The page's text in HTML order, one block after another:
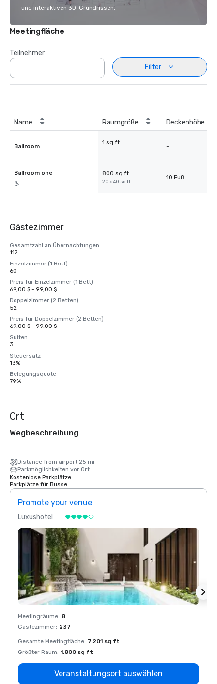
und interaktiven 3D-Grundrissen.
Meetingfläche
Teilnehmer
Filter
Name Raumgröße Deckenhöhe
Ballroom
1 sq ft
-
-
Ballroom one 800 sq ft
20 x 40 sq ft
10 Fuß
Gästezimmer
Gesamtzahl an Übernachtungen
112
Einzelzimmer (1 Bett)
60
Preis für Einzelzimmer (1 Bett)
69,00 $ - 99,00 $
Doppelzimmer (2 Betten)
52
Preis für Doppelzimmer (2 Betten)
69,00 $ - 99,00 $
Suiten
3
Steuersatz
13%
Belegungsquote
79%
Ort
Wegbeschreibung
Distance from airport 25 mi
Parkmöglichkeiten vor Ort
Kostenlose Parkplätze
Parkplätze für Busse
Promote your venue
Luxushotel
Meetingräume: 8
Gästezimmer: 237
Gesamte Meetingfläche: 7.201 sq ft
Größter Raum: 1.800 sq ft
Veranstaltungsort auswählen